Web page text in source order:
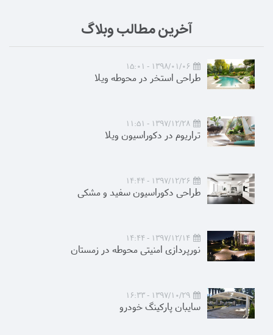
آخرین مطالب وبلاگ
1398/01/06 - 15:01
طراحی استخر در محوطه ویلا
1397/12/28 - 11:51
تراریوم در دکوراسیون ویلا
1397/12/26 - 14:44
طراحی دکوراسیون سفید و مشکی
1397/12/14 - 14:44
نورپردازی امنیتی محوطه در زمستان
1397/10/29 - 16:33
سایبان پارکینگ خودرو